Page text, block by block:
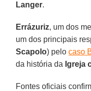
Langer.
Errázuriz, um dos
um dos principais
Scapolo) pelocaso
da história da Igreja
Fontes oficiais